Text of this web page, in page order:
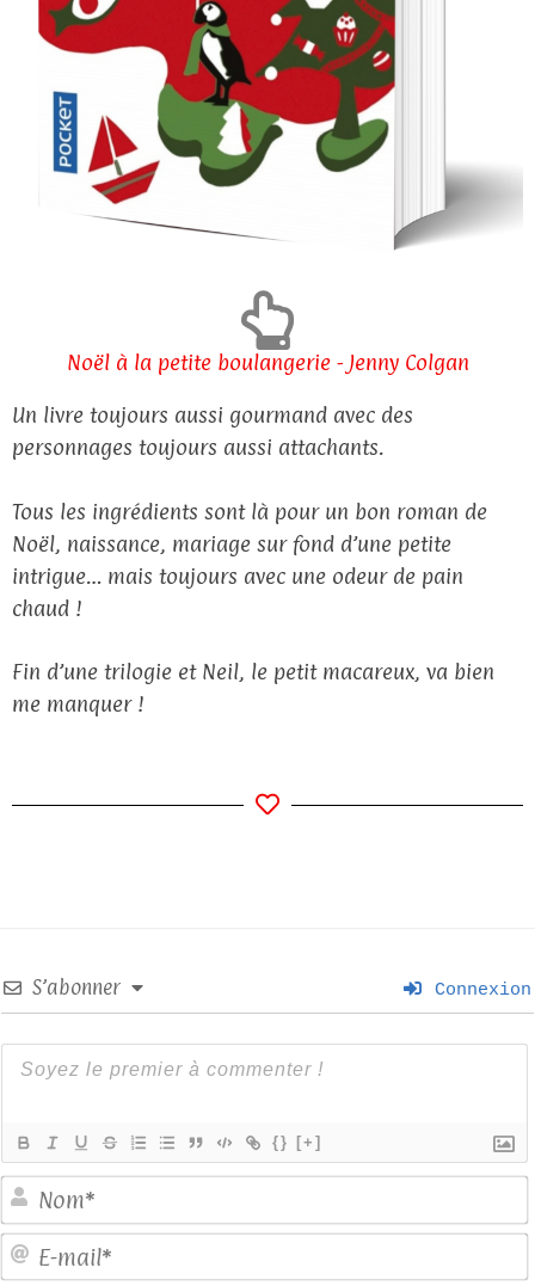
Noël à la petite boulangerie - Jenny Colgan
Un livre toujours aussi gourmand avec des
personnages toujours aussi attachants.
Tous les ingrédients sont là pour un bon roman de
Noël, naissance, mariage sur fond d’une petite
intrigue… mais toujours avec une odeur de pain
chaud !
Fin d’une trilogie et Neil, le petit macareux, va bien
me manquer !
S’abonner Connexion
{} [+]